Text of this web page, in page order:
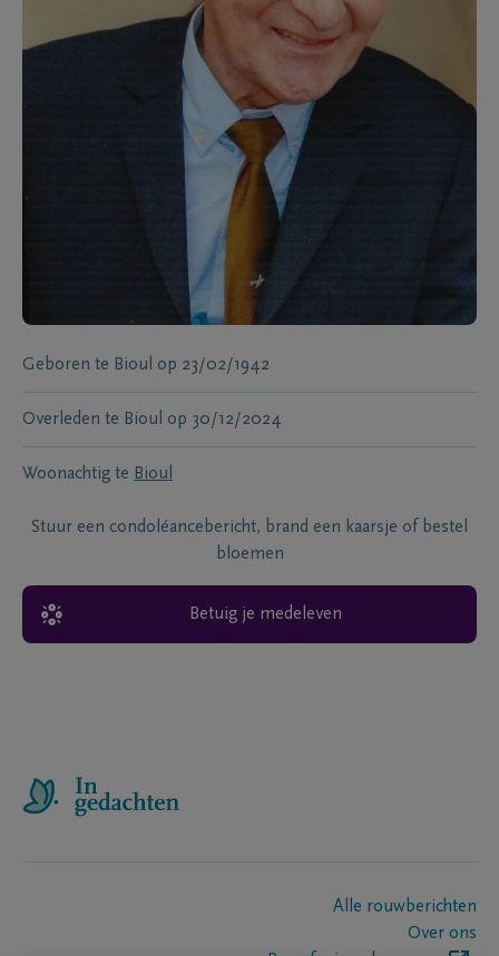
Geboren te Bioul op 23/02/1942
Overleden te Bioul op 30/12/2024
Woonachtig te Bioul
Stuur een condoléancebericht, brand een kaarsje of bestel
bloemen
Betuig je medeleven
Alle rouwberichten
Over ons